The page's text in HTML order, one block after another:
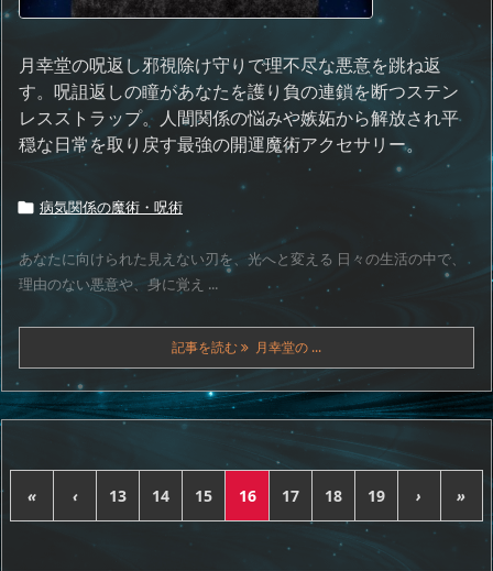
月幸堂の呪返し邪視除け守りで理不尽な悪意を跳ね返
す。呪詛返しの瞳があなたを護り負の連鎖を断つステン
レスストラップ。人間関係の悩みや嫉妬から解放され平
穏な日常を取り戻す最強の開運魔術アクセサリー。
 病気関係の魔術・呪術
あなたに向けられた見えない刃を、光へと変える 日々の生活の中で、
理由のない悪意や、身に覚え ...
記事を読む 月幸堂の ...
« ‹ 13 14 15 16 17 18 19 › »